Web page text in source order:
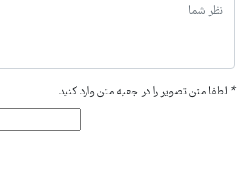
* لطفا متن تصویر را در جعبه متن وارد کنید